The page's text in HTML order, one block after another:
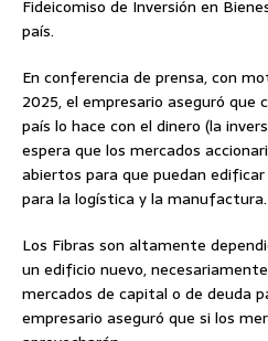
Fideicomiso de Inversión en
país.
En conferencia de prensa, con
2025, el empresario aseguró que
país lo hace con el dinero (la
espera que los mercados
abiertos para que puedan
para la logística y la manufactura.
Los Fibras son altamente
un edificio nuevo,
mercados de capital o de deuda
empresario aseguró que si los